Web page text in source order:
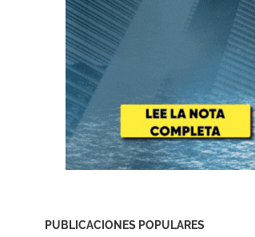
PUBLICACIONES POPULARES